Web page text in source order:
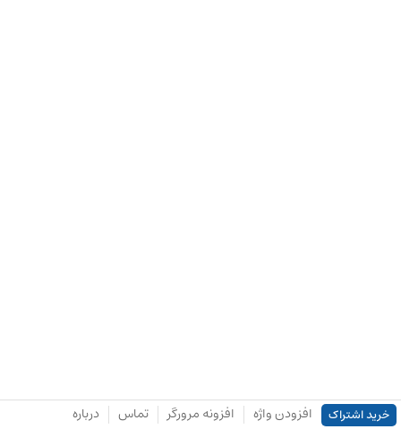
خرید اشتراک افزودن واژه افزونه مرورگر تماس درباره